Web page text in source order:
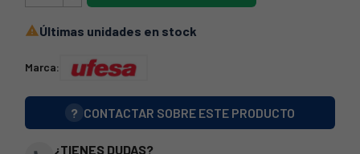
Últimas unidades en stock
Marca:
? CONTACTAR SOBRE ESTE PRODUCTO
¿TIENES DUDAS?